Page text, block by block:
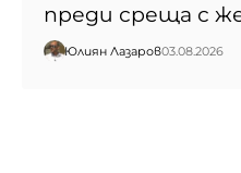
преди среща с
Юлиян Лазаров03.08.2026